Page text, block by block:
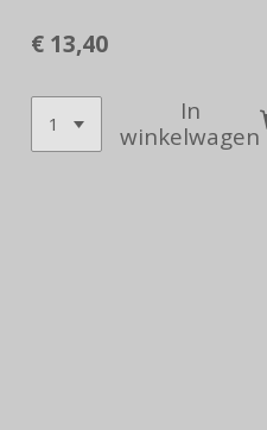
€ 13,40
In
winkelwagen